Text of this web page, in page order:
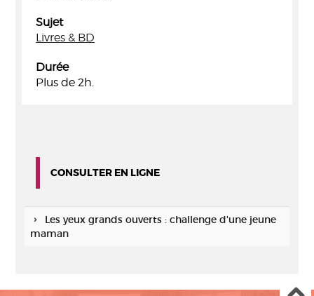
Sujet
Livres & BD
Durée
Plus de 2h.
CONSULTER EN LIGNE
Les yeux grands ouverts : challenge d'une jeune
maman